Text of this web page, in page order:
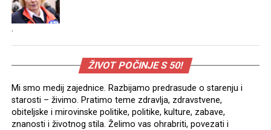
.
ŽIVOT POČINJE S 50!
Mi smo medij zajednice. Razbijamo predrasude o starenju i
starosti – živimo. Pratimo teme zdravlja, zdravstvene,
obiteljske i mirovinske politike, politike, kulture, zabave,
znanosti i životnog stila. Želimo vas ohrabriti, povezati i